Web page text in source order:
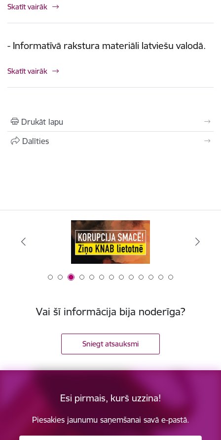
Skatīt vairāk
- Informatīvā rakstura materiāli latviešu valodā.
Skatīt vairāk
Drukāt lapu
Dalīties
Vai šī informācija bija noderīga?
Sniegt atsauksmi
Esi pirmais, kurš uzzina!
Piesakies jaunumu saņemšanai savā e-pastā.